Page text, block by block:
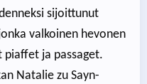
sijoittunut
valkoinen hevonen
piaffet ja passaget.
Natalie zu Sayn-